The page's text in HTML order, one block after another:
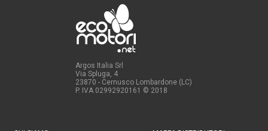
Argos Italia Srl
Via Spluga, 4
23870 - Cernusco Lombardone (LC)
P. IVA 02992920161 © 2018